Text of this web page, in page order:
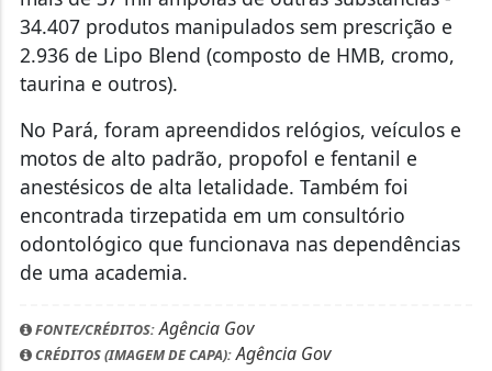
34.407 produtos manipulados sem prescrição e
2.936 de Lipo Blend (composto de HMB, cromo,
taurina e outros).
No Pará, foram apreendidos relógios, veículos e
motos de alto padrão, propofol e fentanil e
anestésicos de alta letalidade. Também foi
encontrada tirzepatida em um consultório
odontológico que funcionava nas dependências
de uma academia.
FONTE/CRÉDITOS:Agência Gov
CRÉDITOS (IMAGEM DE CAPA):Agência Gov